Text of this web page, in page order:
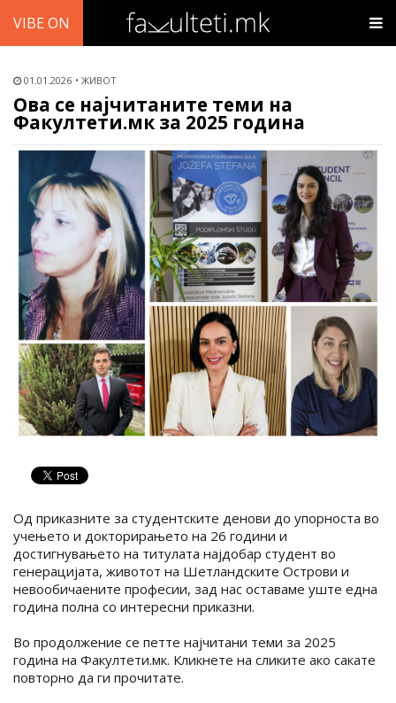
VIBE ON
01.01.2026 ЖИВОТ
Ова се најчитаните теми на
Факултети.мк за 2025 година
Од приказните за студентските денови до упорноста во
учењето и докторирањето на 26 години и
достигнувањето на титулата најдобар студент во
генерацијата, животот на Шетландските Острови и
невообичаените професии, зад нас оставаме уште една
година полна со интересни приказни.
Во продолжение се петте најчитани теми за 2025
година на Факултети.мк. Кликнете на сликите ако сакате
повторно да ги прочитате.